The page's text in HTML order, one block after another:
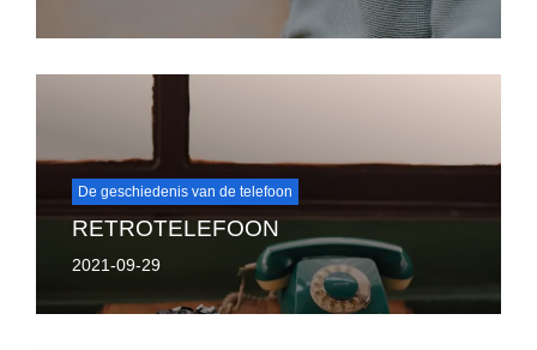
De geschiedenis van de telefoon
RETROTELEFOON
2021-09-29